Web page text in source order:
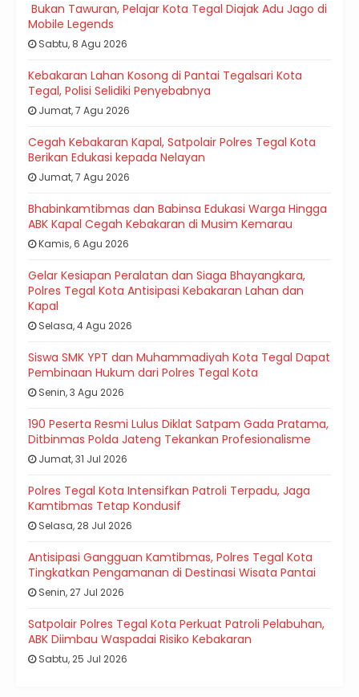
Bukan Tawuran, Pelajar Kota Tegal Diajak Adu Jago di
Mobile Legends
Sabtu, 8 Agu 2026
Kebakaran Lahan Kosong di Pantai Tegalsari Kota
Tegal, Polisi Selidiki Penyebabnya
Jumat, 7 Agu 2026
Cegah Kebakaran Kapal, Satpolair Polres Tegal Kota
Berikan Edukasi kepada Nelayan
Jumat, 7 Agu 2026
Bhabinkamtibmas dan Babinsa Edukasi Warga Hingga
ABK Kapal Cegah Kebakaran di Musim Kemarau
Kamis, 6 Agu 2026
Gelar Kesiapan Peralatan dan Siaga Bhayangkara,
Polres Tegal Kota Antisipasi Kebakaran Lahan dan
Kapal
Selasa, 4 Agu 2026
Siswa SMK YPT dan Muhammadiyah Kota Tegal Dapat
Pembinaan Hukum dari Polres Tegal Kota
Senin, 3 Agu 2026
190 Peserta Resmi Lulus Diklat Satpam Gada Pratama,
Ditbinmas Polda Jateng Tekankan Profesionalisme
Jumat, 31 Jul 2026
Polres Tegal Kota Intensifkan Patroli Terpadu, Jaga
Kamtibmas Tetap Kondusif
Selasa, 28 Jul 2026
Antisipasi Gangguan Kamtibmas, Polres Tegal Kota
Tingkatkan Pengamanan di Destinasi Wisata Pantai
Senin, 27 Jul 2026
Satpolair Polres Tegal Kota Perkuat Patroli Pelabuhan,
ABK Diimbau Waspadai Risiko Kebakaran
Sabtu, 25 Jul 2026